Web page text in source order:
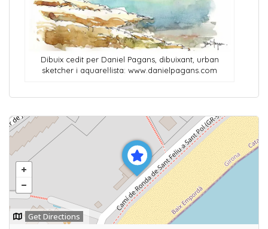
Dibuix cedit per Daniel Pagans, dibuixant, urban
sketcher i aquarel·lista: www.danielpagans.com
Get Directions